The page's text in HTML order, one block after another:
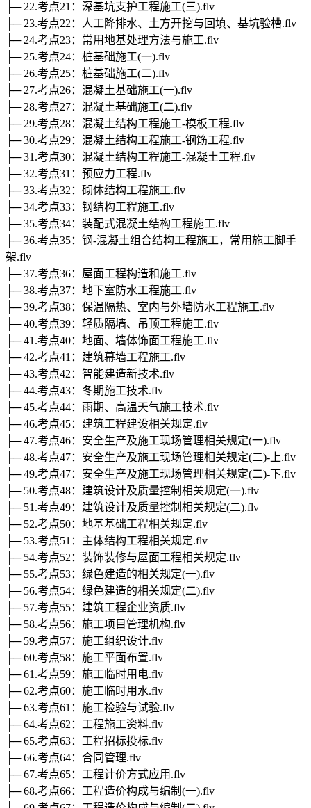
├─ 22.考点21：深基坑支护工程施工(三).flv
├─ 23.考点22：人工降排水、土方开挖与回填、基坑验槽.flv
├─ 24.考点23：常用地基处理方法与施工.flv
├─ 25.考点24：桩基础施工(一).flv
├─ 26.考点25：桩基础施工(二).flv
├─ 27.考点26：混凝土基础施工(一).flv
├─ 28.考点27：混凝土基础施工(二).flv
├─ 29.考点28：混凝土结构工程施工-模板工程.flv
├─ 30.考点29：混凝土结构工程施工-钢筋工程.flv
├─ 31.考点30：混凝土结构工程施工-混凝土工程.flv
├─ 32.考点31：预应力工程.flv
├─ 33.考点32：砌体结构工程施工.flv
├─ 34.考点33：钢结构工程施工.flv
├─ 35.考点34：装配式混凝土结构工程施工.flv
├─ 36.考点35：钢-混凝土组合结构工程施工，常用施工脚手
架.flv
├─ 37.考点36：屋面工程构造和施工.flv
├─ 38.考点37：地下室防水工程施工.flv
├─ 39.考点38：保温隔热、室内与外墙防水工程施工.flv
├─ 40.考点39：轻质隔墙、吊顶工程施工.flv
├─ 41.考点40：地面、墙体饰面工程施工.flv
├─ 42.考点41：建筑幕墙工程施工.flv
├─ 43.考点42：智能建造新技术.flv
├─ 44.考点43：冬期施工技术.flv
├─ 45.考点44：雨期、高温天气施工技术.flv
├─ 46.考点45：建筑工程建设相关规定.flv
├─ 47.考点46：安全生产及施工现场管理相关规定(一).flv
├─ 48.考点47：安全生产及施工现场管理相关规定(二)-上.flv
├─ 49.考点47：安全生产及施工现场管理相关规定(二)-下.flv
├─ 50.考点48：建筑设计及质量控制相关规定(一).flv
├─ 51.考点49：建筑设计及质量控制相关规定(二).flv
├─ 52.考点50：地基基础工程相关规定.flv
├─ 53.考点51：主体结构工程相关规定.flv
├─ 54.考点52：装饰装修与屋面工程相关规定.flv
├─ 55.考点53：绿色建造的相关规定(一).flv
├─ 56.考点54：绿色建造的相关规定(二).flv
├─ 57.考点55：建筑工程企业资质.flv
├─ 58.考点56：施工项目管理机构.flv
├─ 59.考点57：施工组织设计.flv
├─ 60.考点58：施工平面布置.flv
├─ 61.考点59：施工临时用电.flv
├─ 62.考点60：施工临时用水.flv
├─ 63.考点61：施工检验与试验.flv
├─ 64.考点62：工程施工资料.flv
├─ 65.考点63：工程招标投标.flv
├─ 66.考点64：合同管理.flv
├─ 67.考点65：工程计价方式应用.flv
├─ 68.考点66：工程造价构成与编制(一).flv